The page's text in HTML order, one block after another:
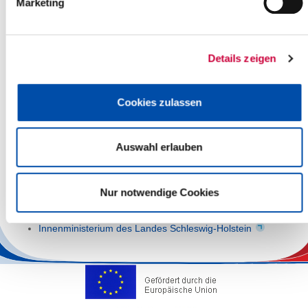
Details zeigen
Cookies zulassen
Auswahl erlauben
Nur notwendige Cookies
Katastrophenfall wurden in einem allgemeinen
Sonderkatastrophenabwehrplänen für die Kernkraftwerke
Kerntechnischer Unfall
Weiterführende Links
Bundesamt für Bevölkerungsschutz und Katastrophenhilfe
Innenministerium des Landes Schleswig-Holstein